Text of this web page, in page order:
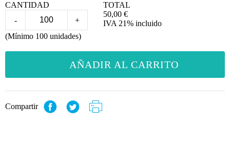
CANTIDAD
-
+
(Mínimo 100 unidades)
TOTAL
50,00 €
IVA 21% incluido
AÑADIR AL CARRITO
Compartir